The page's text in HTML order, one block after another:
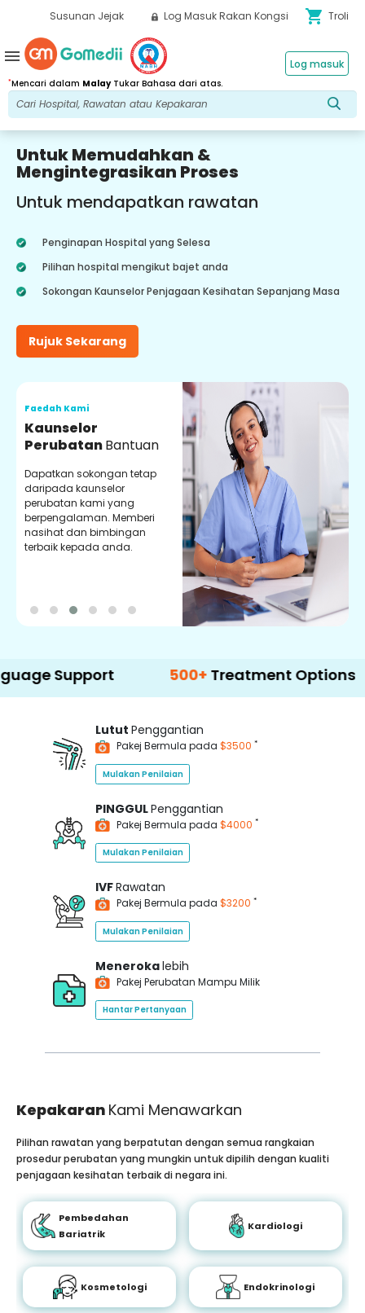
Susunan Jejak Log Masuk Rakan Kongsi shopping_cart Troli
*Mencari dalam MalayTukar Bahasa dari atas.
Log masuk
menu
Untuk Memudahkan &
Mengintegrasikan Proses
Untuk mendapatkan rawatan
Penginapan Hospital yang Selesa
Pilihan hospital mengikut bajet anda
Sokongan Kaunselor Penjagaan Kesihatan Sepanjang Masa
Rujuk Sekarang
Faedah Kami
Kaunselor
PerubatanBantuan
Dapatkan sokongan tetap
daripada kaunselor
perubatan kami yang
berpengalaman. Memberi
nasihat dan bimbingan
terbaik kepada anda.
500+ Treatment Options
Lutut Penggantian
Pakej Bermula pada $3500 *
Mulakan Penilaian
PINGGULPenggantian
Pakej Bermula pada $4000 *
Mulakan Penilaian
IVFRawatan
Pakej Bermula pada $3200 *
Mulakan Penilaian
Menerokalebih
Pakej Perubatan Mampu Milik
Hantar Pertanyaan
Kepakaran Kami Menawarkan
Pilihan rawatan yang berpatutan dengan semua rangkaian
prosedur perubatan yang mungkin untuk dipilih dengan kualiti
penjagaan kesihatan terbaik di negara ini.
Pembedahan
Bariatrik
Kardiologi
Kosmetologi Endokrinologi